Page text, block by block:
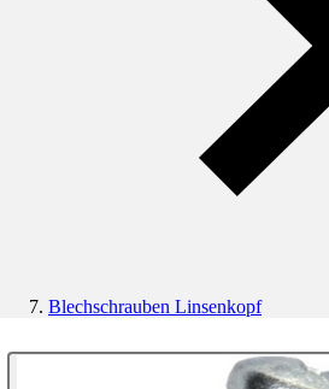
Blechschrauben Linsenkopf